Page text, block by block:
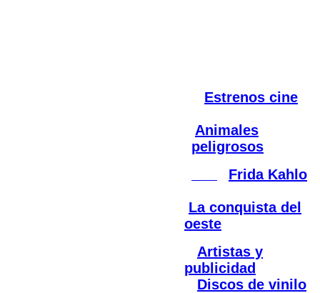
Estrenos cine
Animales
peligrosos
Frida Kahlo
La conquista del
oeste
Artistas y
publicidad
Discos de vinilo